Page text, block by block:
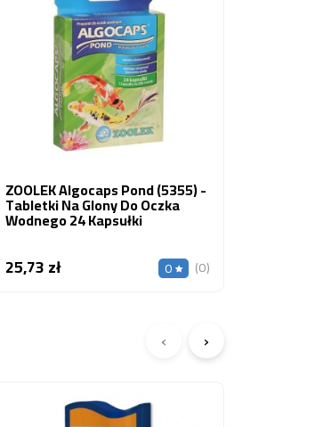
ZOOLEK Algocaps Pond (5355) -
Tabletki Na Glony Do Oczka
Wodnego 24 Kapsułki
25,73 złCena 0 (0)
‹ ›